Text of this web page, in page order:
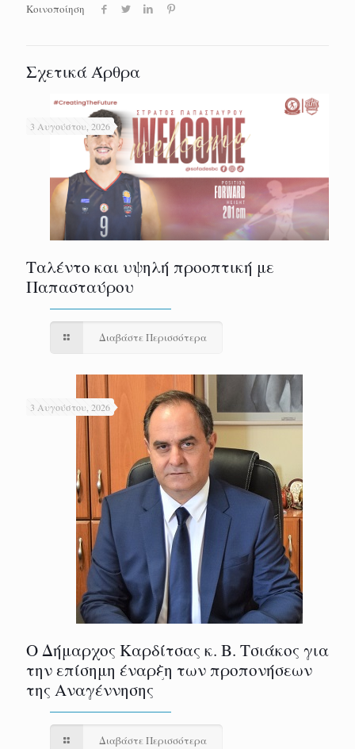
Κοινοποίηση
Σχετικά Άρθρα
3 Αυγούστου, 2026
Ταλέντο και υψηλή προοπτική με
Παπασταύρου
Διαβάστε Περισσότερα
3 Αυγούστου, 2026
Ο Δήμαρχος Καρδίτσας κ. Β. Τσιάκος για
την επίσημη έναρξη των προπονήσεων
της Αναγέννησης
Διαβάστε Περισσότερα